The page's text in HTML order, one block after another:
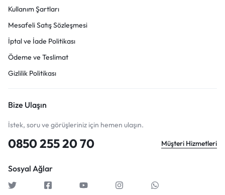
Kullanım Şartları
Mesafeli Satış Sözleşmesi
İptal ve İade Politikası
Ödeme ve Teslimat
Gizlilik Politikası
Bize Ulaşın
İstek, soru ve görüşleriniz için hemen ulaşın.
0850 255 20 70 Müşteri Hizmetleri
Sosyal Ağlar